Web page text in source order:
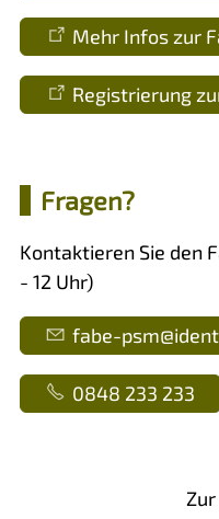
Mehr Infos zur
Registrierung
Fragen?
Kontaktieren Sie den
- 12 Uhr)
f b -psm d nt
0848 233 233